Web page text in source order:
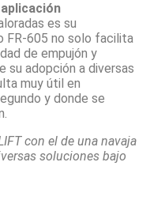
es su
FR-605 no solo facilita
de empujón y
su adopción a diversas
muy útil en
y donde se
con el de una navaja
soluciones bajo